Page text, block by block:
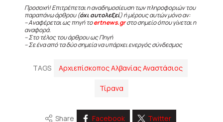
Προσοχή! Επιτρέπεται η αναδημοσίευση των πληροφοριών του
παραπάνω άρθρου (όχι αυτολεξεί) ή μέρους αυτών μόνο αν:
– Αναφέρεται ως πηγή τοertnews.grστο σημείο όπου γίνεται η
αναφορά.
– Στο τέλος του άρθρου ως Πηγή
– Σε ένα από τα δύο σημεία να υπάρχει ενεργός σύνδεσμος
TAGS Αρχιεπίσκοπος Αλβανίας Αναστάσιος
Τίρανα
Share Facebook Twitter